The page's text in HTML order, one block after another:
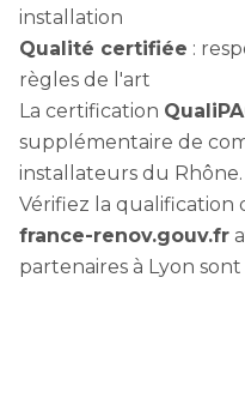
installation
Qualité certifiée :
règles de l'art
La certification
supplémentaire de
installateurs du Rhône.
Vérifiez la
france-renov.gouv.fr
partenaires à Lyon sont